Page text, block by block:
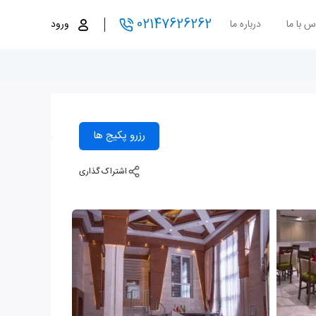
با ما درباره ما 02147626262 ورود
رزرو پکیج ها
اشتراک گذاری